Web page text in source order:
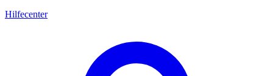
Hilfecenter